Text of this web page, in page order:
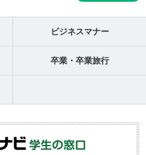
ビジネスマナー
卒業・卒業旅行